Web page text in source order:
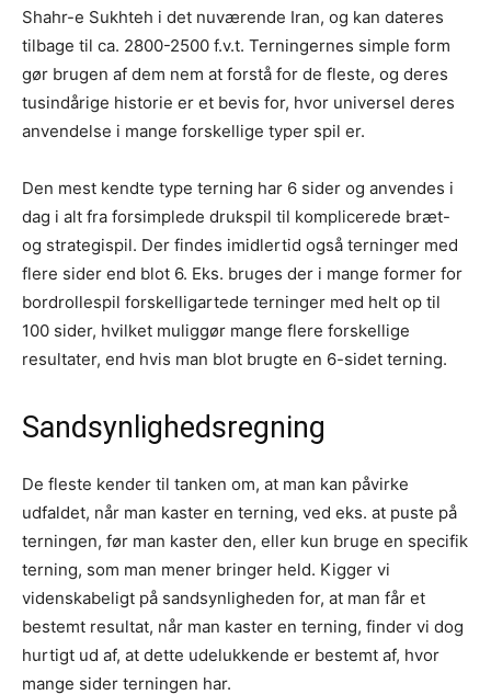
Shahr-e Sukhteh i det nuværende Iran, og kan dateres
tilbage til ca. 2800-2500 f.v.t. Terningernes simple form
gør brugen af dem nem at forstå for de fleste, og deres
tusindårige historie er et bevis for, hvor universel deres
anvendelse i mange forskellige typer spil er.
Den mest kendte type terning har 6 sider og anvendes i
dag i alt fra forsimplede drukspil til komplicerede bræt-
og strategispil. Der findes imidlertid også terninger med
flere sider end blot 6. Eks. bruges der i mange former for
bordrollespil forskelligartede terninger med helt op til
100 sider, hvilket muliggør mange flere forskellige
resultater, end hvis man blot brugte en 6-sidet terning.
Sandsynlighedsregning
De fleste kender til tanken om, at man kan påvirke
udfaldet, når man kaster en terning, ved eks. at puste på
terningen, før man kaster den, eller kun bruge en specifik
terning, som man mener bringer held. Kigger vi
videnskabeligt på sandsynligheden for, at man får et
bestemt resultat, når man kaster en terning, finder vi dog
hurtigt ud af, at dette udelukkende er bestemt af, hvor
mange sider terningen har.